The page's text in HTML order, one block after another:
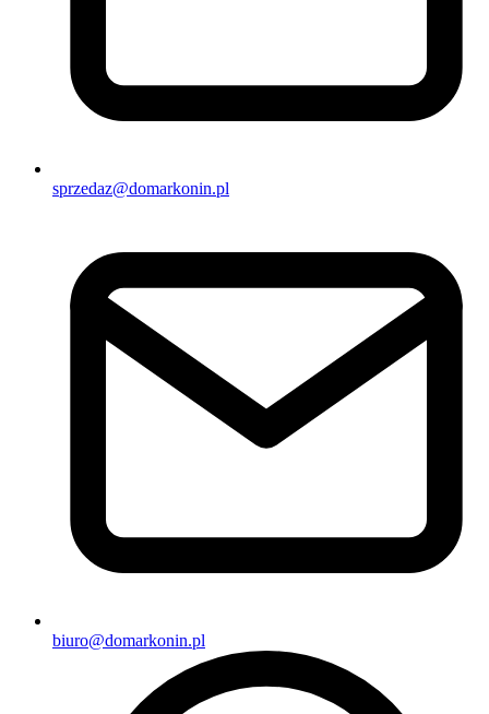
sprzedaz@domarkonin.pl
biuro@domarkonin.pl